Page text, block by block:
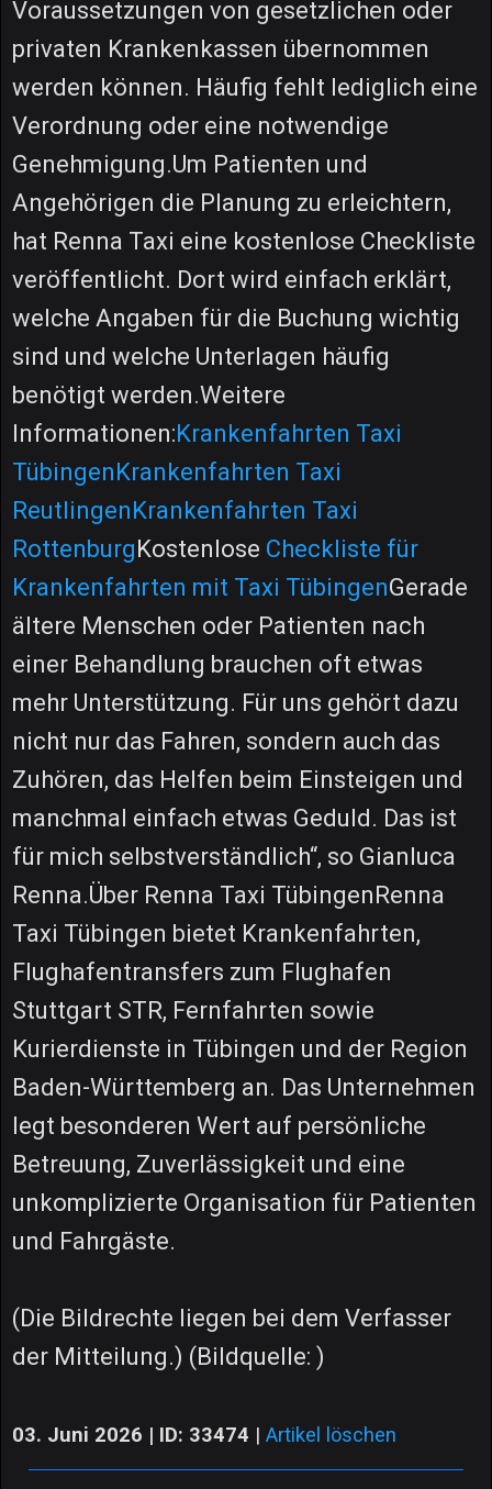
Voraussetzungen von gesetzlichen oder
privaten Krankenkassen übernommen
werden können. Häufig fehlt lediglich eine
Verordnung oder eine notwendige
Genehmigung.Um Patienten und
Angehörigen die Planung zu erleichtern,
hat Renna Taxi eine kostenlose Checkliste
veröffentlicht. Dort wird einfach erklärt,
welche Angaben für die Buchung wichtig
sind und welche Unterlagen häufig
benötigt werden.Weitere
Informationen:Krankenfahrten Taxi
TübingenKrankenfahrten Taxi
ReutlingenKrankenfahrten Taxi
RottenburgKostenlose Checkliste für
Krankenfahrten mit Taxi TübingenGerade
ältere Menschen oder Patienten nach
einer Behandlung brauchen oft etwas
mehr Unterstützung. Für uns gehört dazu
nicht nur das Fahren, sondern auch das
Zuhören, das Helfen beim Einsteigen und
manchmal einfach etwas Geduld. Das ist
für mich selbstverständlich“, so Gianluca
Renna.Über Renna Taxi TübingenRenna
Taxi Tübingen bietet Krankenfahrten,
Flughafentransfers zum Flughafen
Stuttgart STR, Fernfahrten sowie
Kurierdienste in Tübingen und der Region
Baden-Württemberg an. Das Unternehmen
legt besonderen Wert auf persönliche
Betreuung, Zuverlässigkeit und eine
unkomplizierte Organisation für Patienten
und Fahrgäste.
(Die Bildrechte liegen bei dem Verfasser
der Mitteilung.) (Bildquelle: )
03. Juni 2026 | ID: 33474 | Artikel löschen